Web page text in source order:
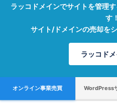
ラッコドメインでサイトを管理
す！
サイト/ドメインの売却を
ラッコド
オンライン事業売買 WordPress